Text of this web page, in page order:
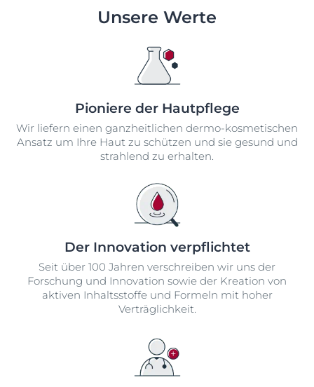
Unsere Werte
Pioniere der Hautpflege
Wir liefern einen ganzheitlichen dermo-kosmetischen
Ansatz um Ihre Haut zu schützen und sie gesund und
strahlend zu erhalten.
Der Innovation verpflichtet
Seit über 100 Jahren verschreiben wir uns der
Forschung und Innovation sowie der Kreation von
aktiven Inhaltsstoffe und Formeln mit hoher
Verträglichkeit.